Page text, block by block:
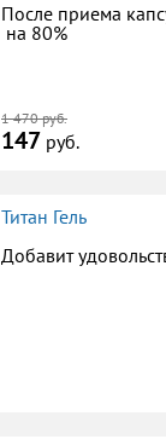
После приема
на 80%
1 470 руб.
147 руб.
Титан Гель
Добавит